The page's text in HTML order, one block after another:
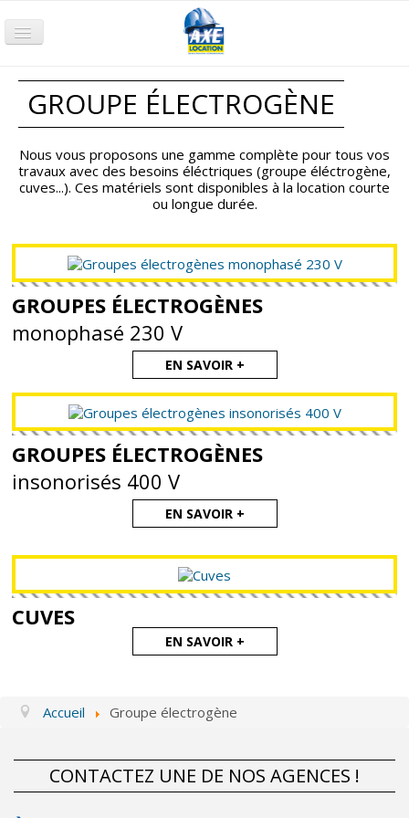
Terrassement
Compactage
Nacelle
Chariot
Pompage
Air comprimé
Petits Outillages
Qui sommes-nous ?
Nos agences
Actualités
Contact
GROUPE ÉLECTROGÈNE
Nous vous proposons une gamme complète pour tous vos
travaux avec des besoins éléctriques (groupe éléctrogène,
cuves...). Ces matériels sont disponibles à la location courte
ou longue durée.
GROUPES ÉLECTROGÈNES
monophasé 230 V
EN SAVOIR +
GROUPES ÉLECTROGÈNES
insonorisés 400 V
EN SAVOIR +
CUVES
EN SAVOIR +
Accueil Groupe électrogène
CONTACTEZ UNE DE NOS AGENCES !